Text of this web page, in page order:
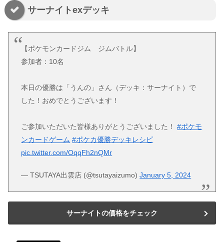
サーナイトexデッキ
【ポケモンカードジム ジムバトル】
参加者：10名
本日の優勝は「うんの」さん（デッキ：サーナイト）で
した！おめでとうございます！
ご参加いただいた皆様ありがとうございました！#ポケモ
ンカードゲーム #ポケカ優勝デッキレシピ
pic.twitter.com/OqqFh2nQMr
— TSUTAYA出雲店 (@tsutayaizumo)January 5, 2024
サーナイトの価格をチェック